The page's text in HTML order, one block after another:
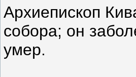
Архиепископ
собора; он
умер.